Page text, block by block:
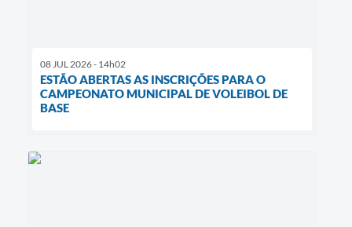
08 JUL 2026 - 14h02
ESTÃO ABERTAS AS INSCRIÇÕES PARA O
CAMPEONATO MUNICIPAL DE VOLEIBOL DE
BASE